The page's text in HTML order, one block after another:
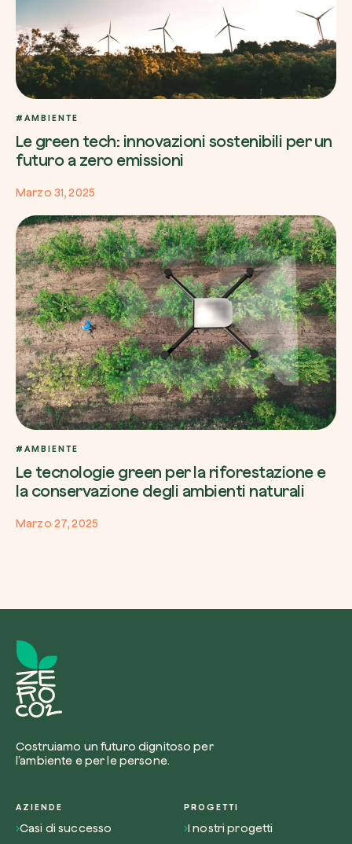
#AMBIENTE
Le green tech: innovazioni sostenibili per un
futuro a zero emissioni
Marzo 31, 2025
#AMBIENTE
Le tecnologie green per la riforestazione e
la conservazione degli ambienti naturali
Marzo 27, 2025
Costruiamo un futuro dignitoso per
l’ambiente e per le persone.
AZIENDE
Casi di successo
PROGETTI
I nostri progetti